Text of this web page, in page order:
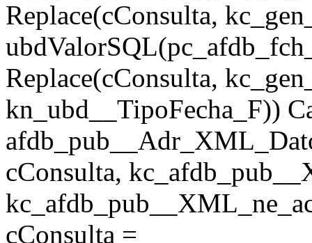
Replace(cConsulta,
Replace(cConsulta,
kn_ubd__TipoFecha_F))
cConsulta,
cConsulta =